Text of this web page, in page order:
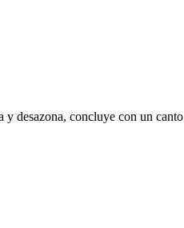
desazona, concluye con un canto